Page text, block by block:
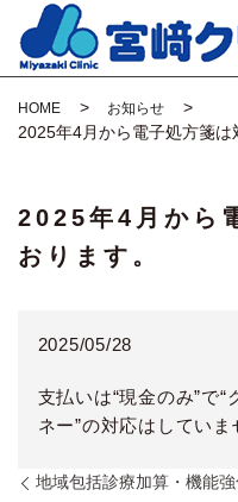
HOME お知らせ
2025年4月から電子処方箋は
2025年4月から
おります。
2025/05/28
支払いは“現金のみ”で
ネー”の対応はしていま
地域包括診療加算・機能